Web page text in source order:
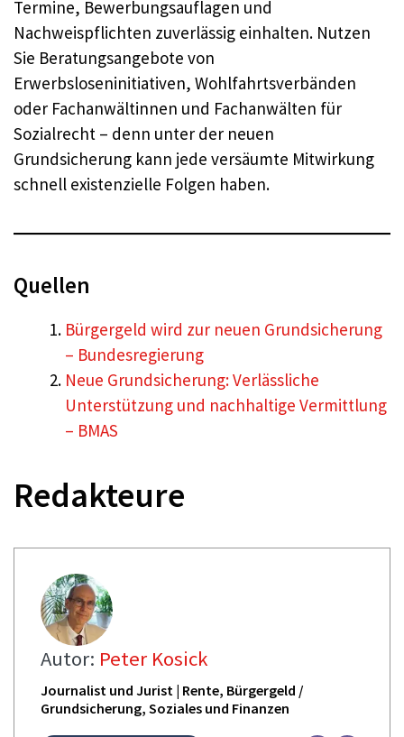
Termine, Bewerbungsauflagen und
Nachweispflichten zuverlässig einhalten. Nutzen
Sie Beratungsangebote von
Erwerbsloseninitiativen, Wohlfahrtsverbänden
oder Fachanwältinnen und Fachanwälten für
Sozialrecht – denn unter der neuen
Grundsicherung kann jede versäumte Mitwirkung
schnell existenzielle Folgen haben.
Quellen
Bürgergeld wird zur neuen Grundsicherung
– Bundesregierung
Neue Grundsicherung: Verlässliche
Unterstützung und nachhaltige Vermittlung
– BMAS
Redakteure
Autor: Peter Kosick
Journalist und Jurist | Rente, Bürgergeld /
Grundsicherung, Soziales und Finanzen